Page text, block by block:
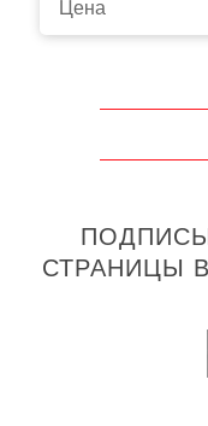
Цена
СТРАНИЦЫ